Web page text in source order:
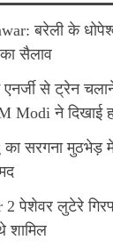
बरेली के
सैलाव
से ट्रेन
Modi ने दिखाई
सरगना मुठभेड़
2 पेशेवर लुटेरे
शामिल